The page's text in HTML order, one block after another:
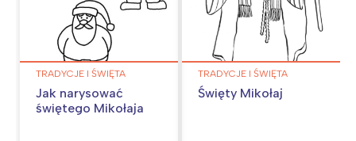
TRADYCJE I ŚWIĘTA
Jak narysować
świętego Mikołaja
TRADYCJE I ŚWIĘTA
Święty Mikołaj